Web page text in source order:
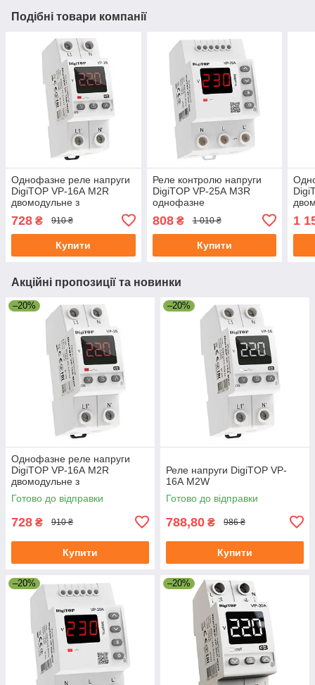
Подібні товари компанії
Однофазне реле напруги
DigiTOP VP-16А M2R
двомодульне з
728 ₴ 910 ₴
Купити
Реле контролю напруги
DigiTOP VP-25А M3R
однофазне
808₴ 1 010 ₴
Купити
1
Акційні пропозиції та новинки
–20%
Однофазне реле напруги
DigiTOP VP-16А M2R
двомодульне з
термозахистом
Готово до відправки
728 ₴ 910 ₴
Купити
–20%
Реле напруги DigiTOP VP-
16А M2W
Готово до відправки
788,80 ₴ 986 ₴
Купити
–20% –20%